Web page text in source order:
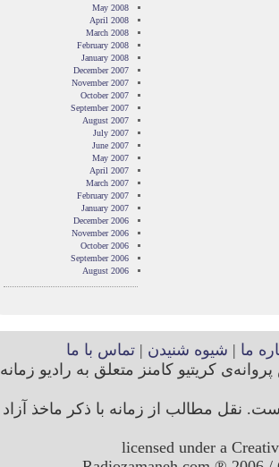
May 2008
April 2008
March 2008
February 2008
January 2008
December 2007
November 2007
October 2007
September 2007
August 2007
July 2007
June 2007
May 2007
April 2007
March 2007
February 2007
January 2007
December 2006
November 2006
October 2006
September 2006
August 2006
ما | شیوه شنیدن |تماس با ما
کریتیو کامنز متعلق به رادیو زمانه
نقل مطالب از زمانه با ذکر ماخذ آزاد
licensed under a